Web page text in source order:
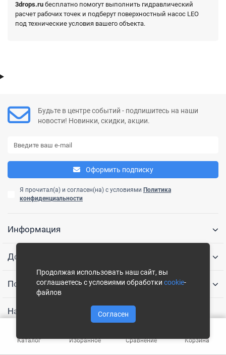
3drops.ru бесплатно помогут выполнить гидравлический
расчет рабочих точек и подберут поверхностный насос LEO
под технические условия вашего объекта.
Будьте в центре событий - подпишитесь на наши
новости! Новинки, скидки, акции.
Оформить подписку
Я прочитал(а) и согласен(на) с условиями Политика
конфиденциальности
Информация
Дополнительно
Популярные категории
Наши контакты
+7 (969) 060-00-22
Продолжая использовать наш сайт, вы
соглашаетесь с условиями обработки cookie-
файлов
Согласен
Каталог Избранное Сравнение Корзина